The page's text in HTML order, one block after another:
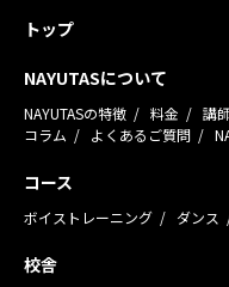
トップ
NAYUTASについて
NAYUTASの特徴 料金 講
コラム
よくあるご質問
コース
ボイストレーニング ダンス
校舎